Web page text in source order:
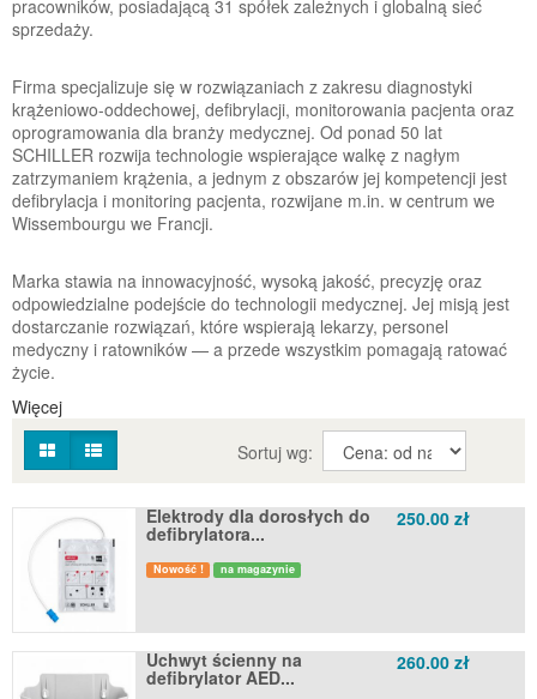
pracowników, posiadającą 31 spółek zależnych i globalną sieć
sprzedaży.
Firma specjalizuje się w rozwiązaniach z zakresu diagnostyki
krążeniowo-oddechowej, defibrylacji, monitorowania pacjenta oraz
oprogramowania dla branży medycznej. Od ponad 50 lat
SCHILLER rozwija technologie wspierające walkę z nagłym
zatrzymaniem krążenia, a jednym z obszarów jej kompetencji jest
defibrylacja i monitoring pacjenta, rozwijane m.in. w centrum we
Wissembourgu we Francji.
Marka stawia na innowacyjność, wysoką jakość, precyzję oraz
odpowiedzialne podejście do technologii medycznej. Jej misją jest
dostarczanie rozwiązań, które wspierają lekarzy, personel
medyczny i ratowników — a przede wszystkim pomagają ratować
życie.
Więcej
Sortuj wg:
Elektrody dla dorosłych do
defibrylatora...
Nowość ! na magazynie
250.00 zł
Uchwyt ścienny na
defibrylator AED...
260.00 zł